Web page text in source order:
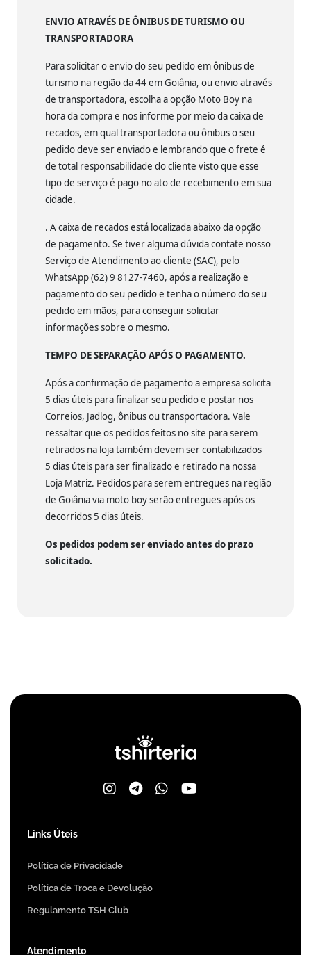
ENVIO ATRAVÉS DE ÔNIBUS DE TURISMO OU
TRANSPORTADORA
Para solicitar o envio do seu pedido em ônibus de
turismo na região da 44 em Goiânia, ou envio através
de transportadora, escolha a opção Moto Boy na
hora da compra e nos informe por meio da caixa de
recados, em qual transportadora ou ônibus o seu
pedido deve ser enviado e lembrando que o frete é
de total responsabilidade do cliente visto que esse
tipo de serviço é pago no ato de recebimento em sua
cidade.
. A caixa de recados está localizada abaixo da opção
de pagamento. Se tiver alguma dúvida contate nosso
Serviço de Atendimento ao cliente (SAC), pelo
WhatsApp (62) 9 8127-7460, após a realização e
pagamento do seu pedido e tenha o número do seu
pedido em mãos, para conseguir solicitar
informações sobre o mesmo.
TEMPO DE SEPARAÇÃO APÓS O PAGAMENTO.
Após a confirmação de pagamento a empresa solicita
5 dias úteis para finalizar seu pedido e postar nos
Correios, Jadlog, ônibus ou transportadora. Vale
ressaltar que os pedidos feitos no site para serem
retirados na loja também devem ser contabilizados
5 dias úteis para ser finalizado e retirado na nossa
Loja Matriz. Pedidos para serem entregues na região
de Goiânia via moto boy serão entregues após os
decorridos 5 dias úteis.
Os pedidos podem ser enviado antes do prazo
solicitado.
Links Úteis
Política de Privacidade
Política de Troca e Devolução
Regulamento TSH Club
Atendimento